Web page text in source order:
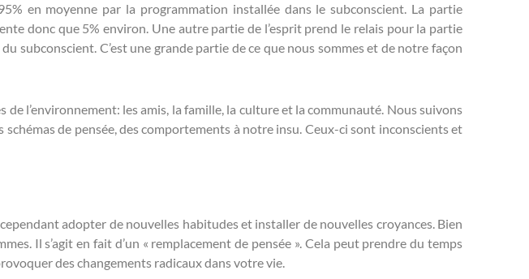
en moyenne par la programmation installée dans le subconscient. La partie
donc que 5% environ. Une autre partie de l’esprit prend le relais pour la partie
subconscient. C’est une grande partie de ce que nous sommes et de notre façon
l’environnement: les amis, la famille, la culture et la communauté. Nous suivons
schémas de pensée, des comportements à notre insu. Ceux-ci sont inconscients et
adopter de nouvelles habitudes et installer de nouvelles croyances. Bien
Il s’agit en fait d’un « remplacement de pensée ». Cela peut prendre du temps
des changements radicaux dans votre vie.